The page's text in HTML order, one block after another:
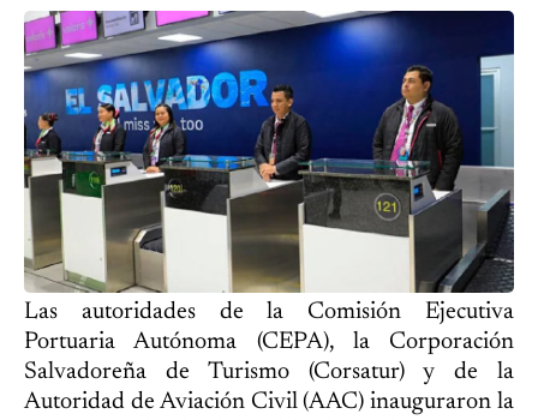
Las autoridades de la Comisión Ejecutiva
Portuaria Autónoma (CEPA), la Corporación
Salvadoreña de Turismo (Corsatur) y de la
Autoridad de Aviación Civil (AAC) inauguraron la